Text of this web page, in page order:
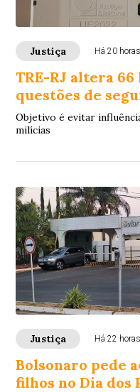
Justiça Há 20 horas
TRE-RJ altera
questões de
Objetivo é evitar
milícias
Justiça Há 22 horas
Bolsonaro pede
filhos no Dia dos